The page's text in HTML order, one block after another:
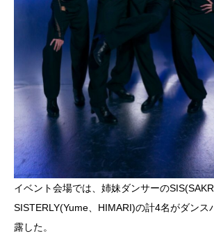
イベント会場では、姉妹ダンサーの
SISTERLY(Yume、HIMARI)の計4名がダンス
露した。